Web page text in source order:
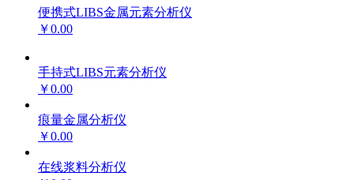
便携式LIBS金属元素分析仪
￥0.00
手持式LIBS元素分析仪
￥0.00
痕量金属分析仪
￥0.00
在线浆料分析仪